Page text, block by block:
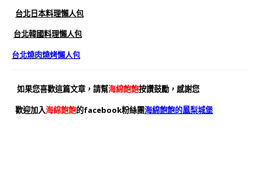
台北日本料理懶人包
台北韓國料理懶人包
台北燒肉燒烤懶人包
如果您喜歡這篇文章，請幫海綿飽飽按讚鼓勵，感謝您
歡迎加入海綿飽飽的facebook粉絲團海綿飽飽的鳳梨城堡